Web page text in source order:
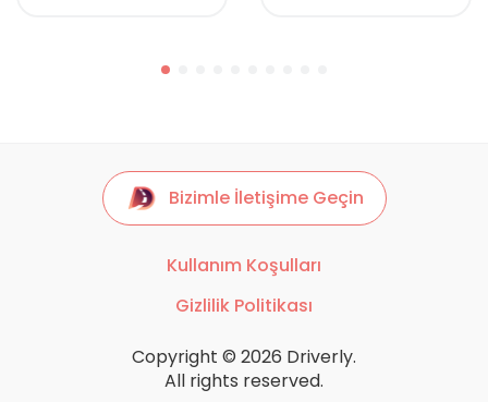
Bizimle İletişime Geçin
Kullanım Koşulları
Gizlilik Politikası
Copyright © 2026 Driverly.
All rights reserved.